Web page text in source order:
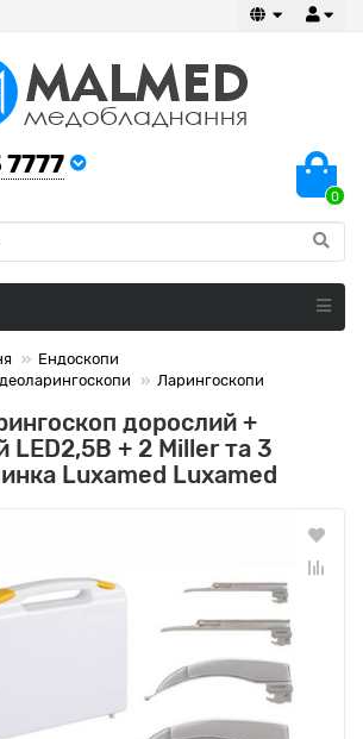
0
Ендоскопи
Ларингоскопи
дорослий +
LED2,5В + 2 Miller та 3
Luxamed Luxamed